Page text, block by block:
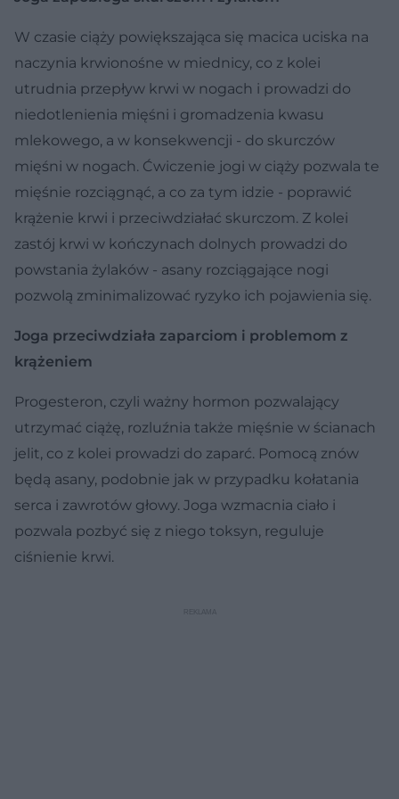
W czasie ciąży powiększająca się macica uciska na
naczynia krwionośne w miednicy, co z kolei
utrudnia przepływ krwi w nogach i prowadzi do
niedotlenienia mięśni i gromadzenia kwasu
mlekowego, a w konsekwencji - do skurczów
mięśni w nogach. Ćwiczenie jogi w ciąży pozwala te
mięśnie rozciągnąć, a co za tym idzie - poprawić
krążenie krwi i przeciwdziałać skurczom. Z kolei
zastój krwi w kończynach dolnych prowadzi do
powstania żylaków - asany rozciągające nogi
pozwolą zminimalizować ryzyko ich pojawienia się.
Joga przeciwdziała zaparciom i problemom z
krążeniem
Progesteron, czyli ważny hormon pozwalający
utrzymać ciążę, rozluźnia także mięśnie w ścianach
jelit, co z kolei prowadzi do zaparć. Pomocą znów
będą asany, podobnie jak w przypadku kołatania
serca i zawrotów głowy. Joga wzmacnia ciało i
pozwala pozbyć się z niego toksyn, reguluje
ciśnienie krwi.